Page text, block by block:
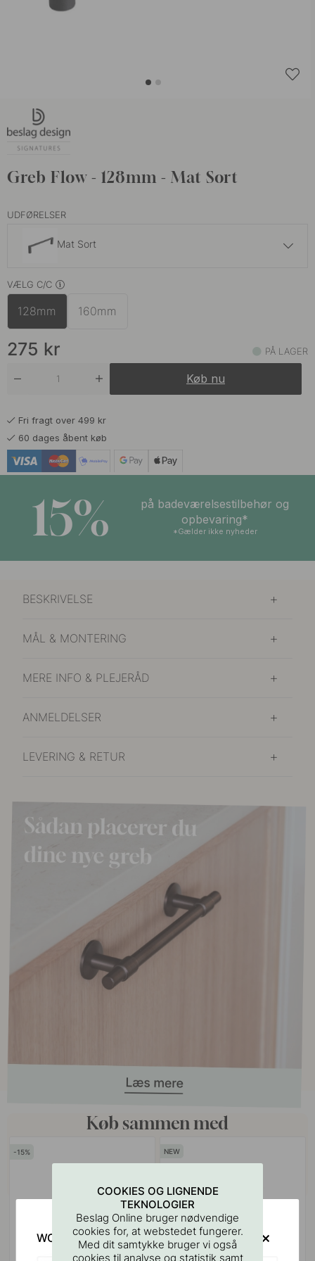
Greb Flow - 128mm - Mat Sort
UDFØRELSER
Mat Sort
Brunet Messing
Børstet Nikkel
Poleret Krom
VÆLG C/C
128mm 160mm
275 kr PÅ LAGER
Køb nu
Fri fragt over 499 kr
60 dages åbent køb
15%
på badeværelsestilbehør og
opbevaring*
*Gælder ikke nyheder
BESKRIVELSE
MÅL & MONTERING
MERE INFO & PLEJERÅD
ANMELDELSER
LEVERING & RETUR
Køb sammen med
15
COOKIES OG LIGNENDE
TEKNOLOGIER
Beslag Online bruger nødvendige
cookies for, at webstedet fungerer.
Med dit samtykke bruger vi også
cookies til analyse og statistik samt
WOULD YOU RATHER VISIT?